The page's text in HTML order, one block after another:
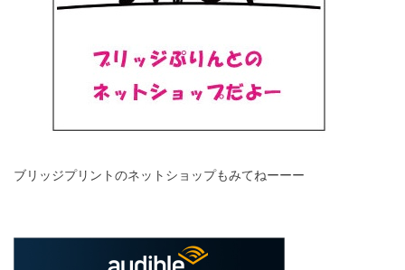
ブリッジプリントのネットショップもみてねーーー